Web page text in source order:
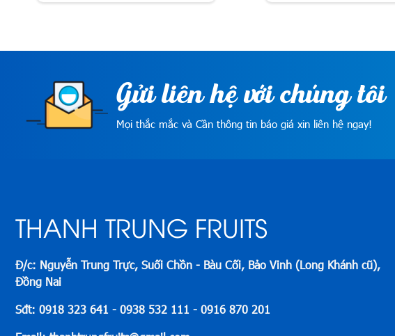
Gửi liên hệ với chúng tôi
Mọi thắc mắc và Cần thông tin báo giá xin liên hệ ngay!
THANH TRUNG FRUITS
Đ/c: Nguyễn Trung Trực, Suối Chồn - Bàu Cối, Bảo Vinh (Long Khánh cũ),
Đồng Nai
Sđt: 0918 323 641 - 0938 532 111 - 0916 870 201